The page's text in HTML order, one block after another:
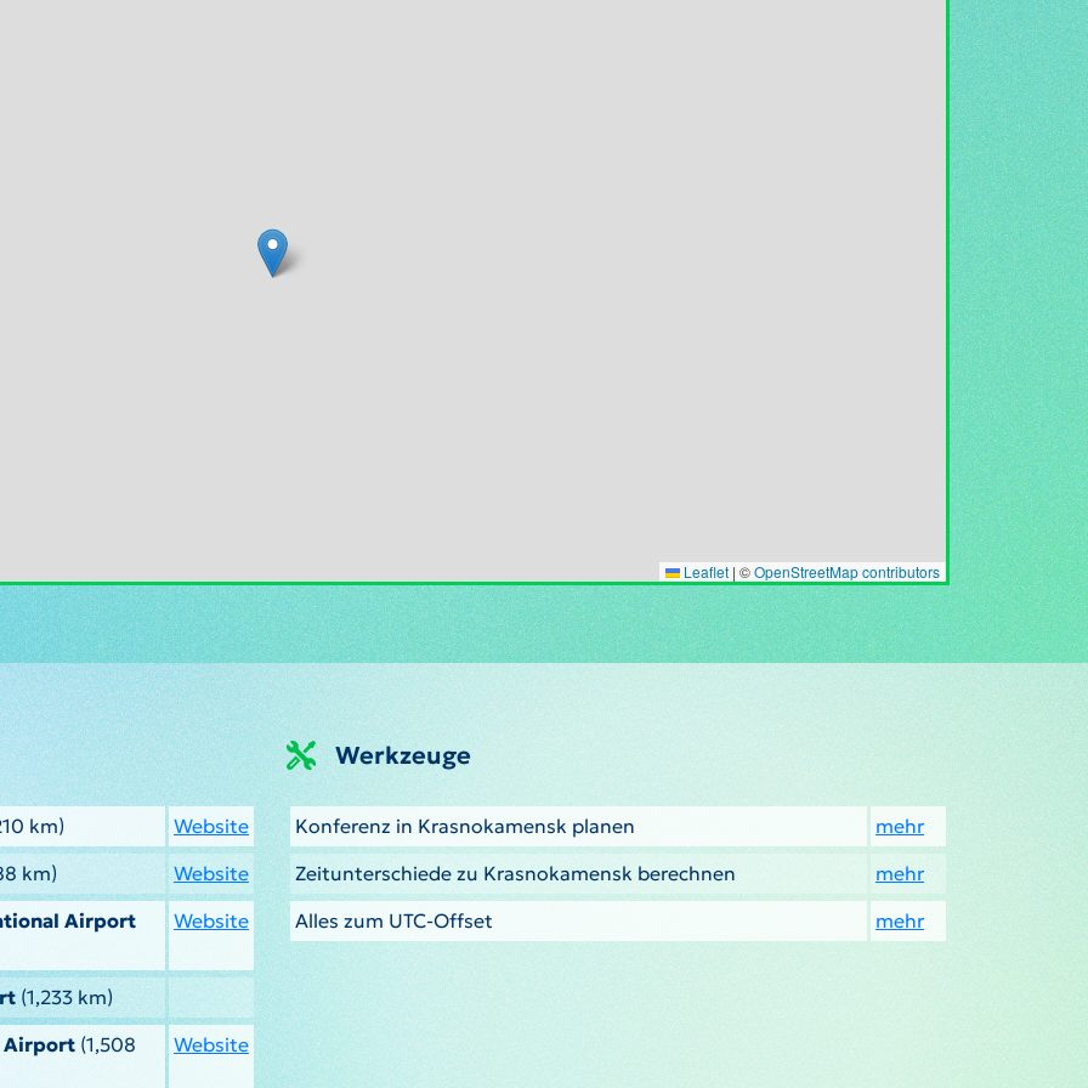
Leaflet | ©OpenStreetMap contributors
km)
Website
km)
Website
Airport
Website
(1,233 km)
Airport (1,508 Website
Werkzeuge
Konferenz in Krasnokamensk planen
mehr
Zeitunterschiede zu Krasnokamensk berechnen
mehr
Alles zum UTC-Offset
mehr